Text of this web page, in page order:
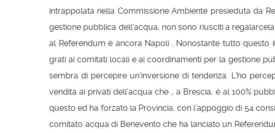
intrappolata nella Commissione Ambiente presieduta da
gestione pubblica dell’acqua, non sono riusciti a
al Referendum è ancora Napoli . Nonostante tutto questo
grati ai comitati locali e ai coordinamenti per la gestione
sembra di percepire un’inversione di tendenza. L’ho
vendita ai privati dell’acqua che , a Brescia, è al 100%
questo ed ha forzato la Provincia, con l’appoggio di 54
comitato acqua di Benevento che ha lanciato un